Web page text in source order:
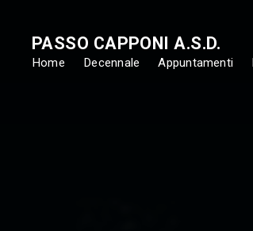
PASSO CAPPONI A.S.D.
Home Decennale Appuntamenti